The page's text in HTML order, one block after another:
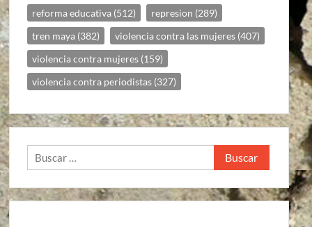
reforma educativa (512) represion (289)
tren maya (382) violencia contra las mujeres (407)
violencia contra mujeres (159)
violencia contra periodistas (327)
Buscar: